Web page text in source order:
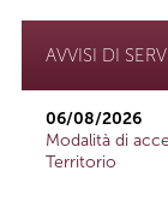
AVVISI DI
06/08/2026
Modalità di
Territorio